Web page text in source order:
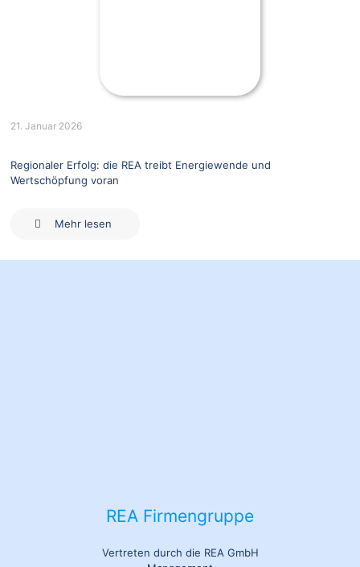
21. Januar 2026
Regionaler Erfolg: die REA treibt Energiewende und
Wertschöpfung voran
Mehr lesen
REA Firmengruppe
Vertreten durch die REA GmbH